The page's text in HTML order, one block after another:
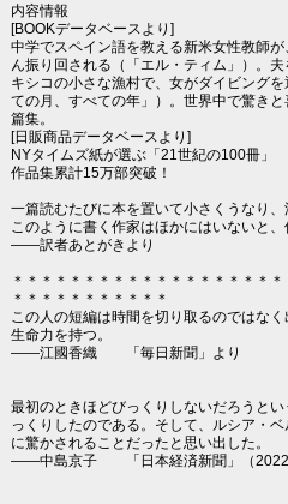
内容情報
[BOOKデータベースより]
中学でスペイン語を教える新米女性教師
ん振り回される（「エル・ティム」）。
キシコの小さな漁村で、女がダイビング
ての月、すべての年」）。世界中で驚き
篇集。
[日販商品データベースより]
NYタイムズ紙が選ぶ「21世紀の100冊」
作品集累計15万部突破！
一篇読むたびに本を置いて小さくうなり、
このように書く作家はほかにはいないと、
――訳者あとがきより
＊＊＊＊＊＊＊＊＊＊＊＊＊＊＊＊＊＊
＊＊＊＊＊＊＊＊＊＊＊
この人の短編は時間を切り取るのではな
生命力を持つ。
――江國香織 「毎日新聞」より
最初のときほどびっくりしないだろうと
っくりしたのである。そして、ルシア・
に驚かされることだったと思い出した。
――中島京子 「日本経済新聞」（2022